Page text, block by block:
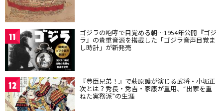
11 ゴジラの咆哮で目覚める朝…1954年公開『ゴジ
ラ』の貴重音源を搭載した「ゴジラ音声目覚ま
し時計」が新発売
12 『豊臣兄弟！』で萩原護が演じる武将・小堀正
次とは？秀長・秀吉・家康が重用、“出家を重
ねた実務派”の生涯